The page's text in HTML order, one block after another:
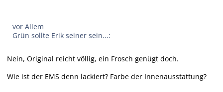
vor Allem
Grün sollte Erik seiner sein...:
Nein, Original reicht völlig, ein Frosch genügt doch.
Wie ist der EMS denn lackiert? Farbe der Innenausstattung?